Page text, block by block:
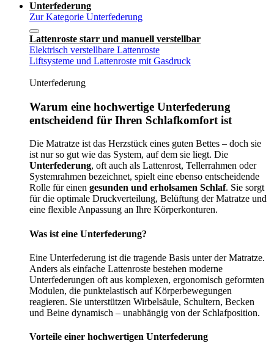
Unterfederung
Zur Kategorie Unterfederung
Lattenroste starr und manuell verstellbar
Elektrisch verstellbare Lattenroste
Liftsysteme und Lattenroste mit Gasdruck
Unterfederung
Warum eine hochwertige Unterfederung
entscheidend für Ihren Schlafkomfort ist
Die Matratze ist das Herzstück eines guten Bettes – doch sie
ist nur so gut wie das System, auf dem sie liegt. Die
Unterfederung, oft auch als Lattenrost, Tellerrahmen oder
Systemrahmen bezeichnet, spielt eine ebenso entscheidende
Rolle für einen gesunden und erholsamen Schlaf. Sie sorgt
für die optimale Druckverteilung, Belüftung der Matratze und
eine flexible Anpassung an Ihre Körperkonturen.
Was ist eine Unterfederung?
Eine Unterfederung ist die tragende Basis unter der Matratze.
Anders als einfache Lattenroste bestehen moderne
Unterfederungen oft aus komplexen, ergonomisch geformten
Modulen, die punktelastisch auf Körperbewegungen
reagieren. Sie unterstützen Wirbelsäule, Schultern, Becken
und Beine dynamisch – unabhängig von der Schlafposition.
Vorteile einer hochwertigen Unterfederung